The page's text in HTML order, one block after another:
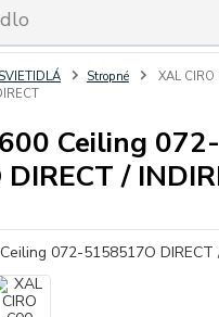
Stropné
XAL
Ceiling 072-
/